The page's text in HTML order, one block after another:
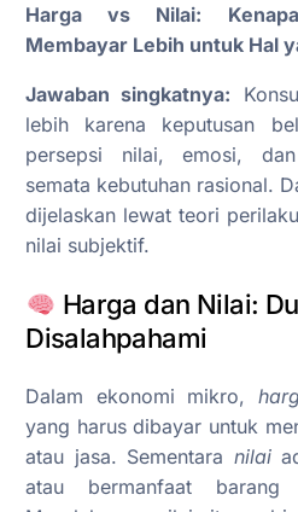
Harga vs Nilai:
Membayar Lebih untuk Hal
Jawaban singkatnya:
lebih karena keputusan
persepsi nilai, emosi,
semata kebutuhan rasional.
dijelaskan lewat teori
nilai subjektif.
Harga dan Nilai:
Disalahpahami
Dalam ekonomi mikro,
yang harus dibayar untuk
atau jasa. Sementara nilai
atau bermanfaat